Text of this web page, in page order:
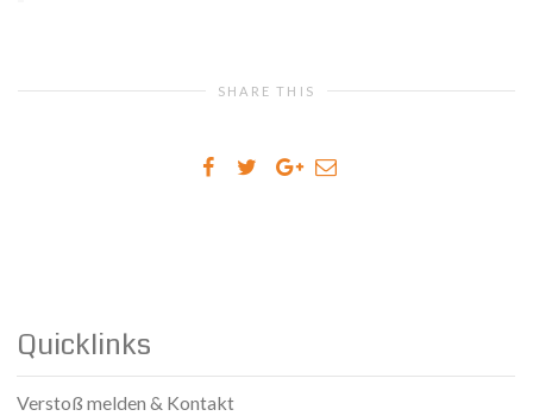
SHARE THIS
Quicklinks
Verstoß melden & Kontakt